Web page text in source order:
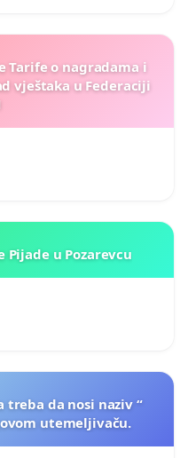
Tarife o nagradama i
vještaka u Federaciji
Pijade u Pozarevcu
treba da nosi naziv “
utemeljivaču.